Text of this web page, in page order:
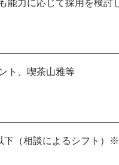
ト、喫茶山雅等
下（相談によるシフト）